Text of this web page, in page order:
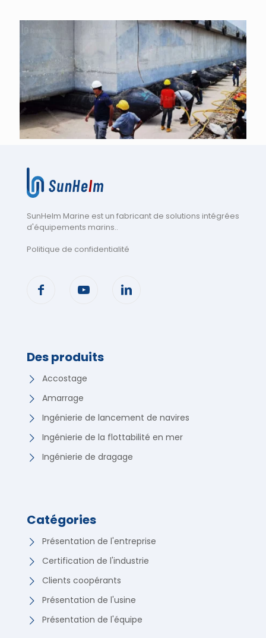
SunHelm Marine est un fabricant de solutions intégrées
d'équipements marins..
Politique de confidentialité
Des produits
Accostage
Amarrage
Ingénierie de lancement de navires
Ingénierie de la flottabilité en mer
Ingénierie de dragage
Catégories
Présentation de l'entreprise
Certification de l'industrie
Clients coopérants
Présentation de l'usine
Présentation de l'équipe